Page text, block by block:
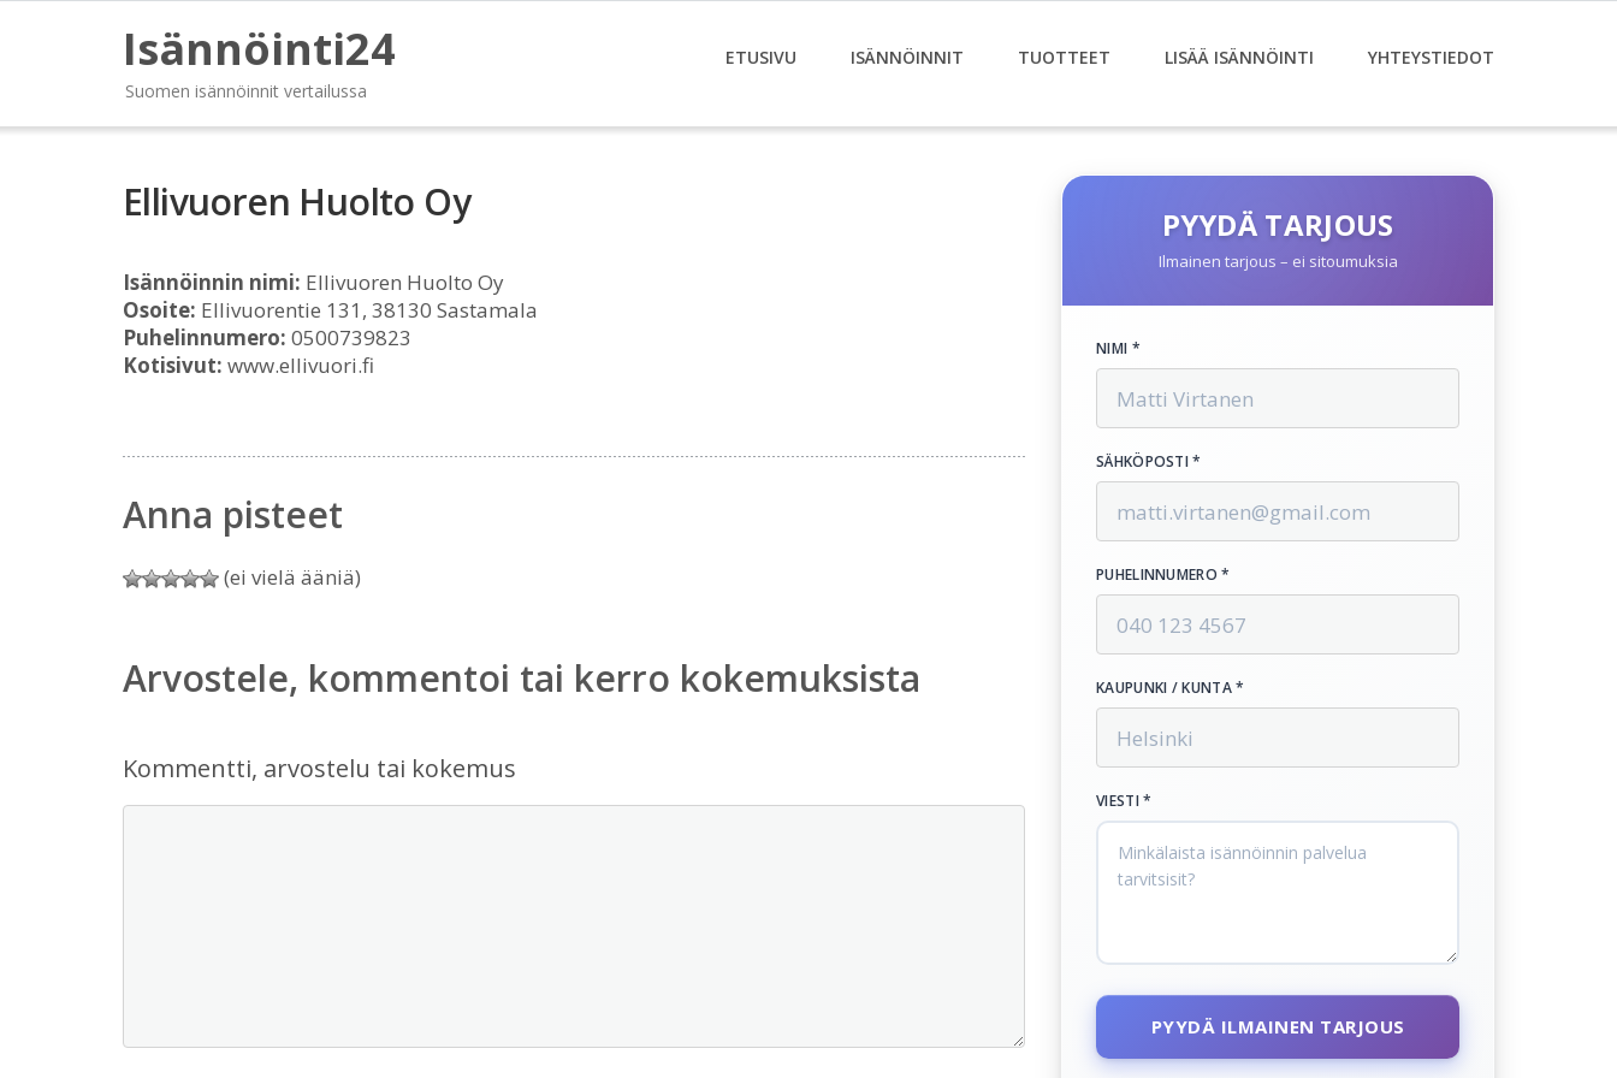
Isännöinti24
Suomen isännöinnit vertailussa
ETUSIVU ISÄNNÖINNIT TUOTTEET LISÄÄ ISÄNNÖINTI YHTEYSTIEDOT
Ellivuoren Huolto Oy
Isännöinnin nimi: Ellivuoren Huolto Oy
Osoite: Ellivuorentie 131, 38130 Sastamala
Puhelinnumero: 0500739823
Kotisivut: www.ellivuori.fi
Anna pisteet
(ei vielä ääniä)
Arvostele, kommentoi tai kerro kokemuksista
Kommentti, arvostelu tai kokemus
PYYDÄ TARJOUS
Ilmainen tarjous – ei sitoumuksia
NIMI *
SÄHKÖPOSTI *
PUHELINNUMERO *
KAUPUNKI / KUNTA *
VIESTI *
PYYDÄ ILMAINEN TARJOUS